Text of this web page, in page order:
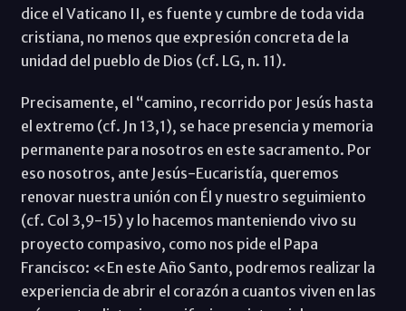
dice el Vaticano II, es fuente y cumbre de toda vida
cristiana, no menos que expresión concreta de la
unidad del pueblo de Dios (cf. LG, n. 11).
Precisamente, el “camino, recorrido por Jesús hasta
el extremo (cf. Jn 13,1), se hace presencia y memoria
permanente para nosotros en este sacramento. Por
eso nosotros, ante Jesús-Eucaristía, queremos
renovar nuestra unión con Él y nuestro seguimiento
(cf. Col 3,9-15) y lo hacemos manteniendo vivo su
proyecto compasivo, como nos pide el Papa
Francisco: «En este Año Santo, podremos realizar la
experiencia de abrir el corazón a cuantos viven en las